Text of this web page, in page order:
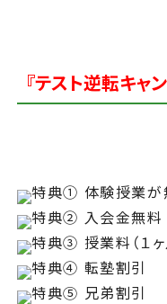
『テスト逆転キャ
特典① 体験授業が
特典② 入会金無料
特典③ 授業料（１
特典④ 転塾割引
特典⑤ 兄弟割引